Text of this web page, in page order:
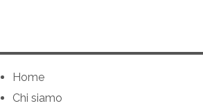
Home
Chi siamo